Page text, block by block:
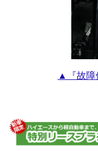
▲『故障